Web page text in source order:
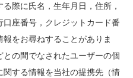
際に氏名，生年月日，住所，
座番号，クレジットカード番
をお尋ねすることがありま
の間でなされたユーザーの個
関する情報を当社の提携先（情